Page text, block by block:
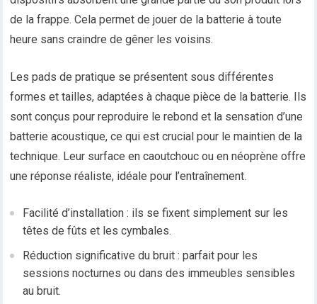
de la frappe. Cela permet de jouer de la batterie à toute
heure sans craindre de gêner les voisins.
Les pads de pratique se présentent sous différentes
formes et tailles, adaptées à chaque pièce de la batterie. Ils
sont conçus pour reproduire le rebond et la sensation d’une
batterie acoustique, ce qui est crucial pour le maintien de la
technique. Leur surface en caoutchouc ou en néoprène offre
une réponse réaliste, idéale pour l’entraînement.
Facilité d’installation : ils se fixent simplement sur les
têtes de fûts et les cymbales.
Réduction significative du bruit : parfait pour les
sessions nocturnes ou dans des immeubles sensibles
au bruit.